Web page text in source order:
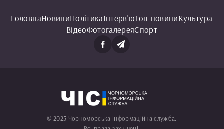
ГоловнаНовиниПолітикаІнтерв'юТоп-новиниКультура
ВідеоФотогалереяСпорт
© 2025 Чорноморська інформаційна служба.